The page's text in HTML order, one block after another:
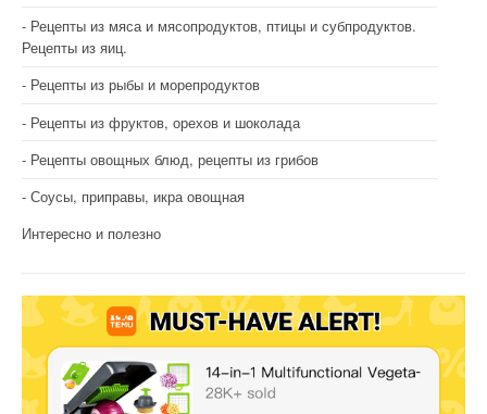
Рецепты из мяса и мясопродуктов, птицы и субпродуктов.
Рецепты из яиц.
Рецепты из рыбы и морепродуктов
Рецепты из фруктов, орехов и шоколада
Рецепты овощных блюд, рецепты из грибов
Соусы, приправы, икра овощная
Интересно и полезно